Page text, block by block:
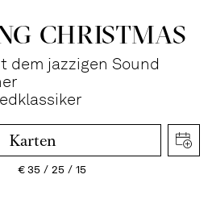
CHRIST­MAS
dem jazzigen Sound
Karten
€35 25 15